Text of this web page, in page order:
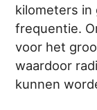
kilometers in
frequentie.
voor het
waardoor
kunnen